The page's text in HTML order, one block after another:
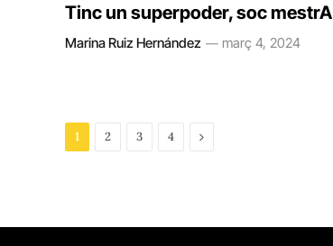
Tinc un superpoder, soc mestrA
Marina Ruiz Hernández març 4, 2024
1 2 3 4 Next